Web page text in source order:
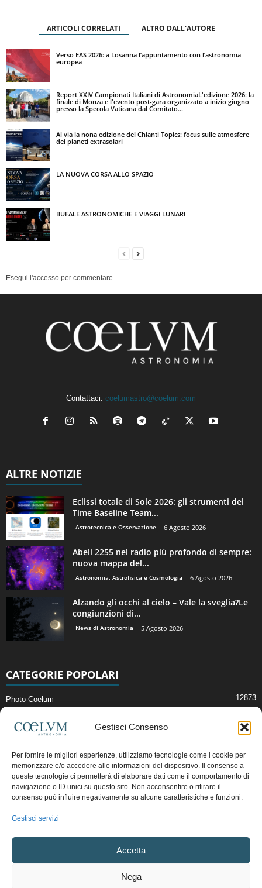
Gestisci Consenso
Per fornire le migliori esperienze, utilizziamo tecnologie come i cookie per
memorizzare e/o accedere alle informazioni del dispositivo. Il consenso a
queste tecnologie ci permetterà di elaborare dati come il comportamento di
navigazione o ID unici su questo sito. Non acconsentire o ritirare il
consenso può influire negativamente su alcune caratteristiche e funzioni.
Gestisci servizi
Accetta
Nega
ARTICOLI CORRELATI ALTRO DALL'AUTORE
Verso EAS 2026: a Losanna l’appuntamento con l’astronomia
europea
Report XXIV Campionati Italiani di AstronomiaL'edizione 2026: la
finale di Monza e l'evento post-gara organizzato a inizio giugno
presso la Specola Vaticana dal Comitato...
Al via la nona edizione del Chianti Topics: focus sulle atmosfere
dei pianeti extrasolari
LA NUOVA CORSA ALLO SPAZIO
BUFALE ASTRONOMICHE E VIAGGI LUNARI
Esegui l'accesso per commentare.
Contattaci: coelumastro@coelum.com
ALTRE NOTIZIE
Eclissi totale di Sole 2026: gli strumenti del
Time Baseline Team...
Astrotecnica e Osservazione 6 Agosto 2026
Abell 2255 nel radio più profondo di sempre:
nuova mappa del...
Astronomia, Astrofisica e Cosmologia 6 Agosto 2026
Alzando gli occhi al cielo – Vale la sveglia?Le
congiunzioni di...
News di Astronomia 5 Agosto 2026
CATEGORIE POPOLARI
Photo-Coelum 12873
News di Astronomia 2409
Cielo del Mese
Astronomia, Astrofisica e Cosmologia
Articoli e Risorse On-Line
Copyright © 1997 - 2024 vietata la riproduzione.